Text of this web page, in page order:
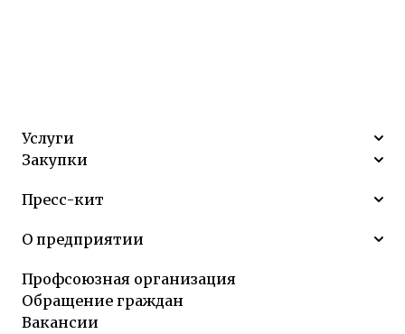
Услуги
Закупки
Пресс-кит
О предприятии
Профсоюзная организация
Обращение граждан
Вакансии